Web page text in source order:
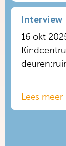
Interview
16 okt
Lees meer